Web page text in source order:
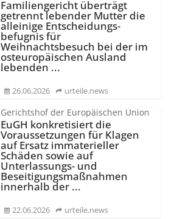
Familiengericht überträgt
getrennt lebender Mutter die
alleinige Entscheidungs­
befugnis für
Weihnachtsbesuch bei der im
osteuropäischen Ausland
lebenden ...
26.06.2026 urteile.news
Gerichtshof der Europäischen Union
EuGH konkretisiert die
Voraussetzungen für Klagen
auf Ersatz immaterieller
Schäden sowie auf
Unterlassungs- und
Beseitigungs­maßnahmen
innerhalb der ...
22.06.2026 urteile.news